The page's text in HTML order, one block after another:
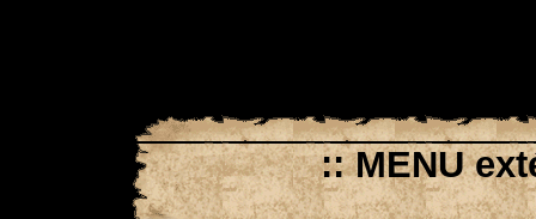
:: MENU